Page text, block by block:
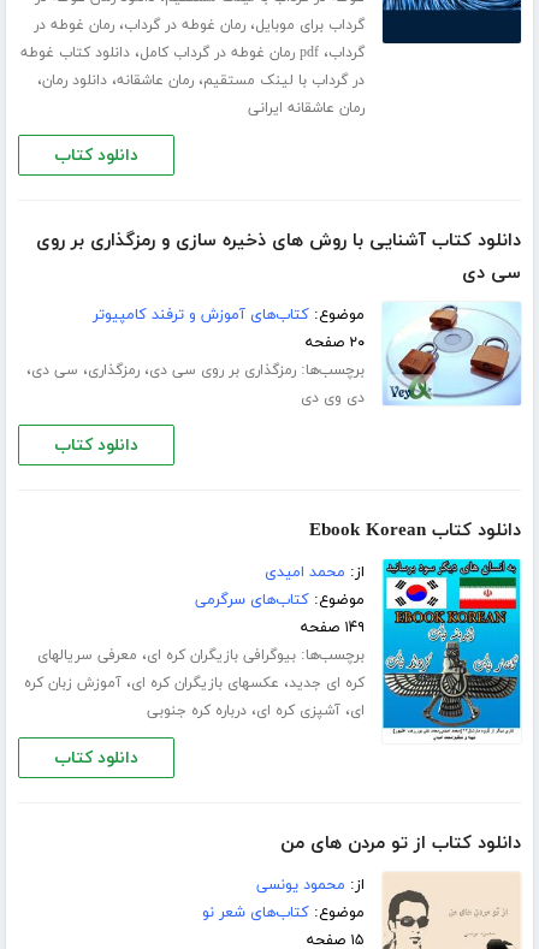
گرداب برای موبایل،رمان غوطه در گرداب،رمان غوطه در
گرداب،pdf رمان غوطه در گرداب کامل ،دانلود کتاب غوطه
در گرداب با لینک مستقیم،رمان عاشقانه،دانلود رمان،
رمان عاشقانه ایرانی
دانلود کتاب
دانلود کتاب آشنایی با روش های ذخیره سازی و رمزگذاری بر روی
سی دی
موضوع:کتاب‌های آموزش و ترفند کامپیوتر
۲۰ صفحه
برچسب‌ها:رمزگذاری بر روی سی دی،رمزگذاری، سی دی،
دی وی دی
دانلود کتاب
دانلود کتاب Ebook Korean
از: محمد امیدی
موضوع:کتاب‌های سرگرمی
۱۴۹ صفحه
برچسب‌ها:بیوگرافی بازیگران کره ای، معرفی سریالهای
کره ای جدید، عکسهای بازیگران کره ای،آموزش زبان کره
ای،آشپزی کره ای،درباره کره جنوبی
دانلود کتاب
دانلود کتاب از تو مردن های من
از: محمود یونسی
موضوع:کتاب‌های شعر نو
۱۵ صفحه